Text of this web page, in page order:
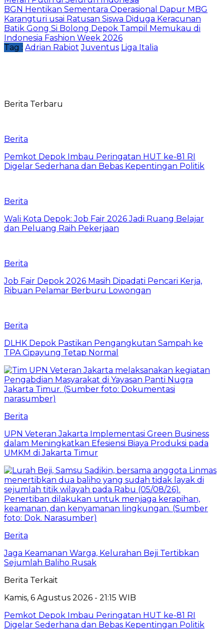
BGN Hentikan Sementara Operasional Dapur MBG
Karangturi usai Ratusan Siswa Diduga Keracunan
Batik Gong Si Bolong Depok Tampil Memukau di
Indonesia Fashion Week 2026
Tag : Adrian Rabiot Juventus Liga Italia
Berita Terbaru
Berita
Pemkot Depok Imbau Peringatan HUT ke-81 RI
Digelar Sederhana dan Bebas Kepentingan Politik
Berita
Wali Kota Depok: Job Fair 2026 Jadi Ruang Belajar
dan Peluang Raih Pekerjaan
Berita
Job Fair Depok 2026 Masih Dipadati Pencari Kerja,
Ribuan Pelamar Berburu Lowongan
Berita
DLHK Depok Pastikan Pengangkutan Sampah ke
TPA Cipayung Tetap Normal
Berita
UPN Veteran Jakarta Implementasi Green Business
dalam Meningkatkan Efesiensi Biaya Produksi pada
UMKM di Jakarta Timur
Berita
Jaga Keamanan Warga, Kelurahan Beji Tertibkan
Sejumlah Baliho Rusak
Berita Terkait
Kamis, 6 Agustus 2026 - 21:15 WIB
Pemkot Depok Imbau Peringatan HUT ke-81 RI
Digelar Sederhana dan Bebas Kepentingan Politik